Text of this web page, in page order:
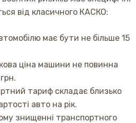
від класичного КАСКО:
має бути не більше 15
ціна машини не повинна
тариф складає близько
авто на рік.
знищенні транспортного